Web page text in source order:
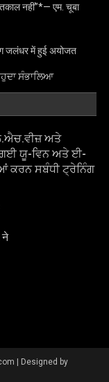
नहीं”*— एम. चूबा
जलंधर में हुई अयोजत
ਸੰਭਾਲਿਆ
ਅਤੇ
ਯੂ-ਵਿਨ ਅਤੇ ਈ-
ਕਰਨ ਸਬੰਧੀ ਟ੍ਰੇਨਿੰਗ
ने
| Designed by